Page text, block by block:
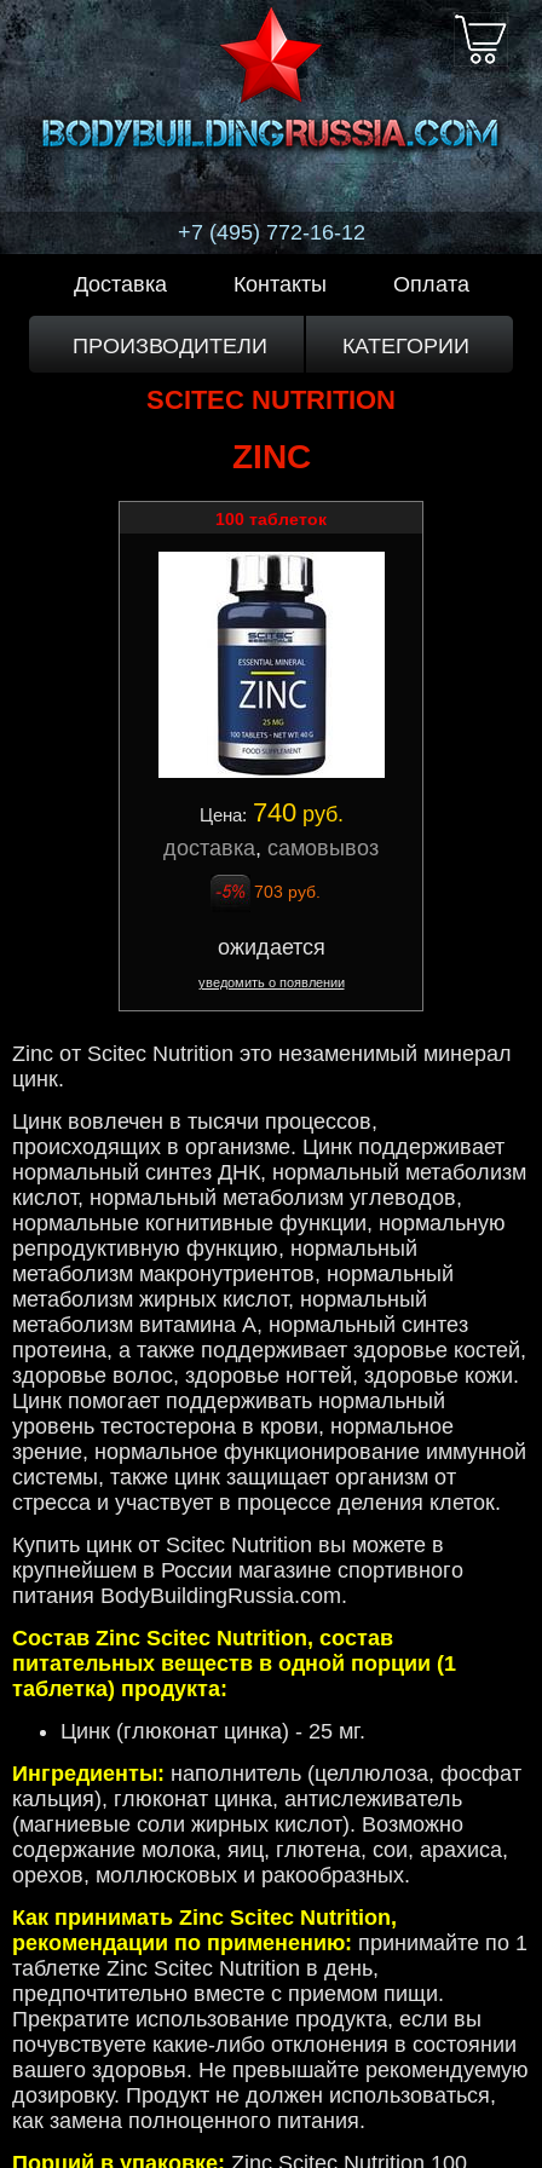
+7 (495) 772-16-12
Доставка Контакты Оплата
ПРОИЗВОДИТЕЛИ КАТЕГОРИИ
SCITEC NUTRITION
ZINC
100 таблеток
Цена: 740руб.
доставка, самовывоз
703 руб.
ожидается
уведомить о появлении
Zinc от Scitec Nutrition это незаменимый минерал
цинк.
Цинк вовлечен в тысячи процессов,
происходящих в организме. Цинк поддерживает
нормальный синтез ДНК, нормальный метаболизм
кислот, нормальный метаболизм углеводов,
нормальные когнитивные функции, нормальную
репродуктивную функцию, нормальный
метаболизм макронутриентов, нормальный
метаболизм жирных кислот, нормальный
метаболизм витамина А, нормальный синтез
протеина, а также поддерживает здоровье костей,
здоровье волос, здоровье ногтей, здоровье кожи.
Цинк помогает поддерживать нормальный
уровень тестостерона в крови, нормальное
зрение, нормальное функционирование иммунной
системы, также цинк защищает организм от
стресса и участвует в процессе деления клеток.
Купить цинк от Scitec Nutrition вы можете в
крупнейшем в России магазине спортивного
питания BodyBuildingRussia.com.
Состав Zinc Scitec Nutrition, состав
питательных веществ в одной порции (1
таблетка) продукта:
Цинк (глюконат цинка) - 25 мг.
Ингредиенты: наполнитель (целлюлоза, фосфат
кальция), глюконат цинка, антислеживатель
(магниевые соли жирных кислот). Возможно
содержание молока, яиц, глютена, сои, арахиса,
орехов, моллюсковых и ракообразных.
Как принимать Zinc Scitec Nutrition,
рекомендации по применению: принимайте по 1
таблетке Zinc Scitec Nutrition в день,
предпочтительно вместе с приемом пищи.
Прекратите использование продукта, если вы
почувствуете какие-либо отклонения в состоянии
вашего здоровья. Не превышайте рекомендуемую
дозировку. Продукт не должен использоваться,
как замена полноценного питания.